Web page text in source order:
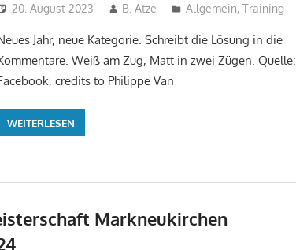
20. August 2023 B. Atze Allgemein,Training
Jahr, neue Kategorie. Schreibt die Lösung in die
Weiß am Zug, Matt in zwei Zügen. Quelle:
credits to Philippe Van
WEITERLESEN
Markneukirchen